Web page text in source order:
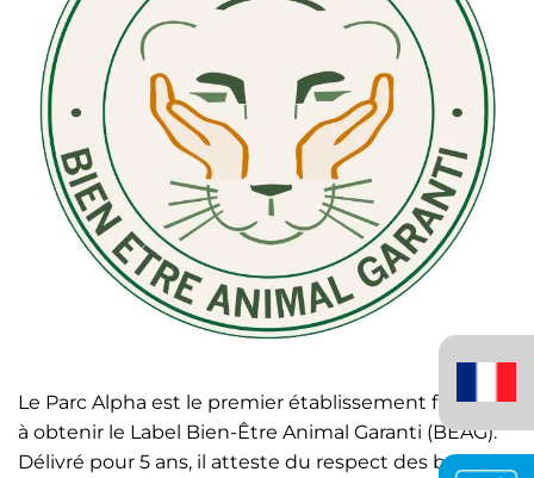
Le Parc Alpha est le premier établissement français
à obtenir le Label Bien-Être Animal Garanti (BEAG).
Délivré pour 5 ans, il atteste du respect des bonnes